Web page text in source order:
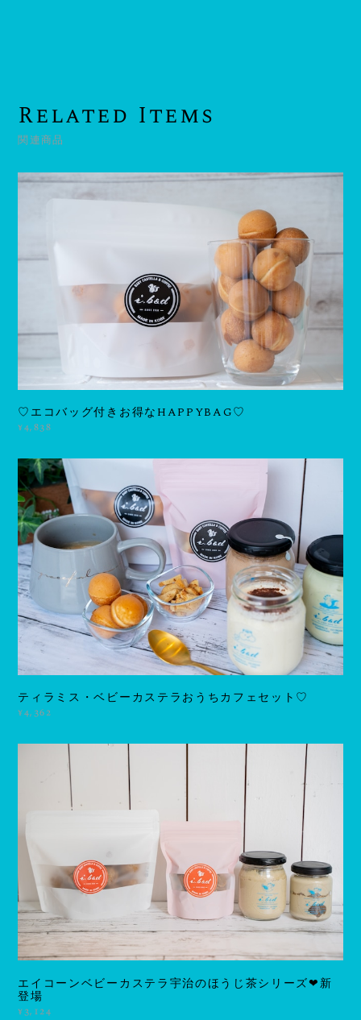
Related Items
関連商品
♡エコバッグ付きお得なHAPPYBAG♡
¥4,838
ティラミス・ベビーカステラおうちカフェセット♡
¥4,362
エイコーンベビーカステラ宇治のほうじ茶シリーズ❤新
登場
¥3,124